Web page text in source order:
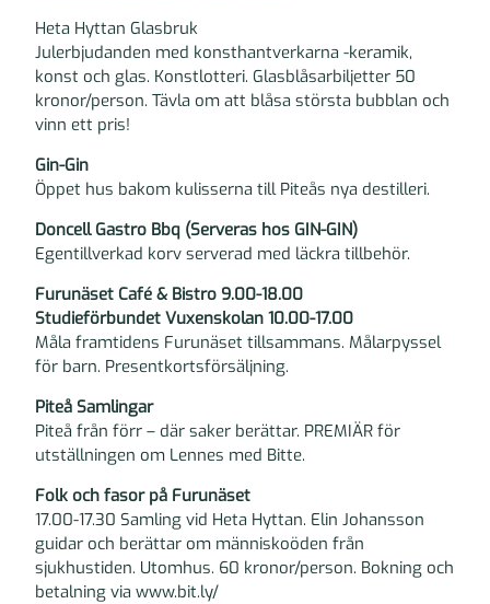
Heta Hyttan Glasbruk
Julerbjudanden med konsthantverkarna -keramik,
konst och glas. Konstlotteri. Glasblåsarbiljetter 50
kronor/person. Tävla om att blåsa största bubblan och
vinn ett pris!
Gin-Gin
Öppet hus bakom kulisserna till Piteås nya destilleri.
Doncell Gastro Bbq (Serveras hos GIN-GIN)
Egentillverkad korv serverad med läckra tillbehör.
Furunäset Café & Bistro 9.00-18.00
Studieförbundet Vuxenskolan 10.00-17.00
Måla framtidens Furunäset tillsammans. Målarpyssel
för barn. Presentkortsförsäljning.
Piteå Samlingar
Piteå från förr – där saker berättar. PREMIÄR för
utställningen om Lennes med Bitte.
Folk och fasor på Furunäset
17.00-17.30 Samling vid Heta Hyttan. Elin Johansson
guidar och berättar om människoöden från
sjukhustiden. Utomhus. 60 kronor/person. Bokning och
betalning via www.bit.ly/